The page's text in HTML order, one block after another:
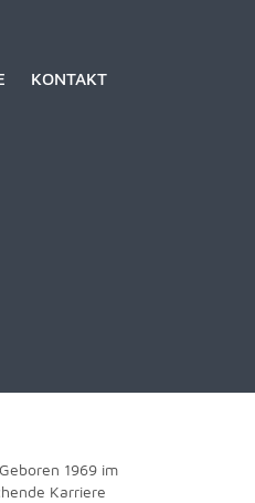
KONTAKT
1969 im
Karriere